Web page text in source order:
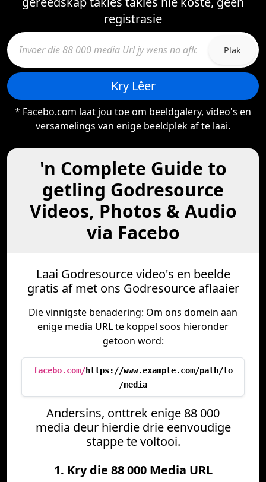
registrasie
Plak
Kry Lêer
* Facebo.com laat jou toe om beeldgalery, video's en
versamelings van enige beeldplek af te laai.
'n Complete Guide to
getling Godresource
Videos, Photos & Audio
via Facebo
Laai Godresource video's en beelde
gratis af met ons Godresource aflaaier
Die vinnigste benadering: Om ons domein aan
enige media URL te koppel soos hieronder
getoon word:
facebo.com/https://www.example.com/path/to
/media
Andersins, onttrek enige 88 000
media deur hierdie drie eenvoudige
stappe te voltooi.
1. Kry die 88 000 Media URL